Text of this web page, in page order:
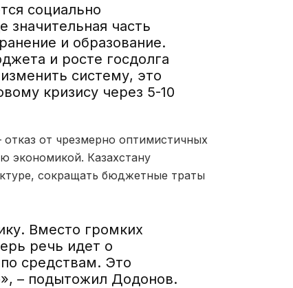
социально
часть
и образование.
и росте госдолга
систему, это
кризису через 5-10
от чрезмерно оптимистичных
экономикой. Казахстану
сокращать бюджетные траты
Вместо громких
речь идет о
средствам. Это
– подытожил Додонов.